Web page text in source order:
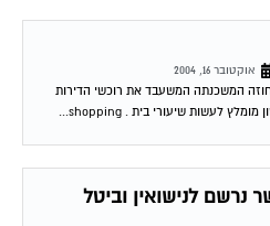
המשכנתה המשעבד את רוכשי הדירות
נרשם לנישואין וביטל